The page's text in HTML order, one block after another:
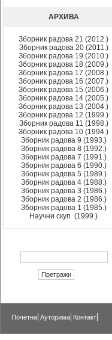
АРХИВА
Зборник радова 21 (2012.)
Зборник радова 20 (2011.)
Зборник радова 19 (2010.)
Зборник радова 18 (2009.)
Зборник радова 17 (2008.)
Зборник радова 16 (2007.)
Зборник радова 15 (2006.)
Зборник радова 14 (2005.)
Зборник радова 13 (2004.)
Зборник радова 12 (1999.)
Зборник радова 11 (1998.)
Зборник радова 10 (1994.)
Зборник радова 9 (1993.)
Зборник радова 8 (1992.)
Зборник радова 7 (1991.)
Зборник радова 6 (1990.)
Зборник радова 5 (1989.)
Зборник радова 4 (1988.)
Зборник радова 3 (1986.)
Зборник радова 2 (1986.)
Зборник радова 1 (1985.)
Научни скуп (1999.)
Почетна Ауторима Контакт